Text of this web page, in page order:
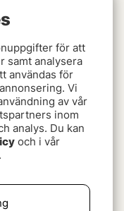
kr
för att
samt analysera
användas för
Vi
av vår
inom
analys. Du kan
och i vår
.